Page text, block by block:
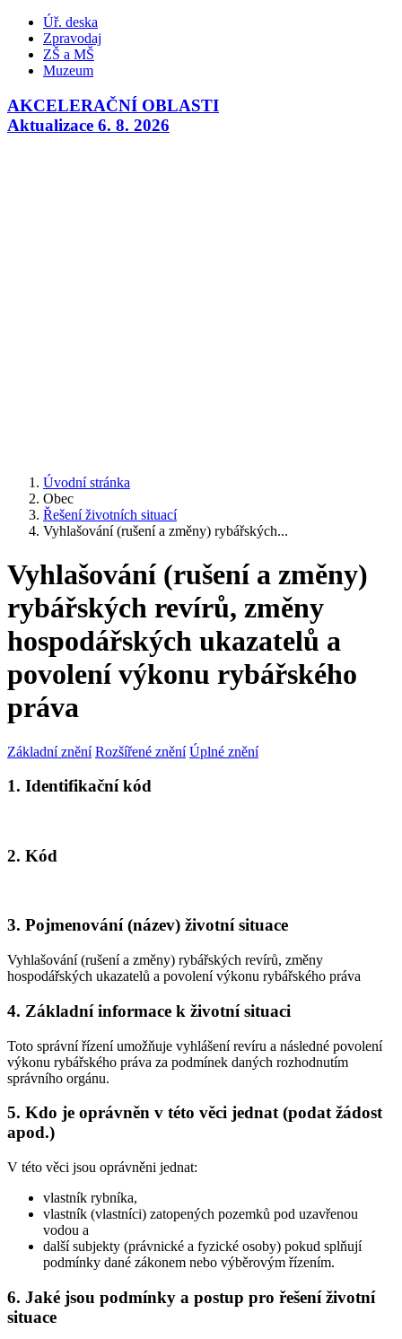
Úř. deska
Zpravodaj
ZŠ a MŠ
Muzeum
AKCELERAČNÍ OBLASTI
Aktualizace 6. 8. 2026
Úvodní stránka
Obec
Řešení životních situací
Vyhlašování (rušení a změny) rybářských...
Vyhlašování (rušení a změny)
rybářských revírů, změny
hospodářských ukazatelů a
povolení výkonu rybářského
práva
Základní znění Rozšířené znění Úplné znění
1. Identifikační kód
2. Kód
3. Pojmenování (název) životní situace
Vyhlašování (rušení a změny) rybářských revírů, změny
hospodářských ukazatelů a povolení výkonu rybářského práva
4. Základní informace k životní situaci
Toto správní řízení umožňuje vyhlášení revíru a následné povolení
výkonu rybářského práva za podmínek daných rozhodnutím
správního orgánu.
5. Kdo je oprávněn v této věci jednat (podat žádost
apod.)
V této věci jsou oprávněni jednat:
vlastník rybníka,
vlastník (vlastníci) zatopených pozemků pod uzavřenou
vodou a
další subjekty (právnické a fyzické osoby) pokud splňují
podmínky dané zákonem nebo výběrovým řízením.
6. Jaké jsou podmínky a postup pro řešení životní
situace